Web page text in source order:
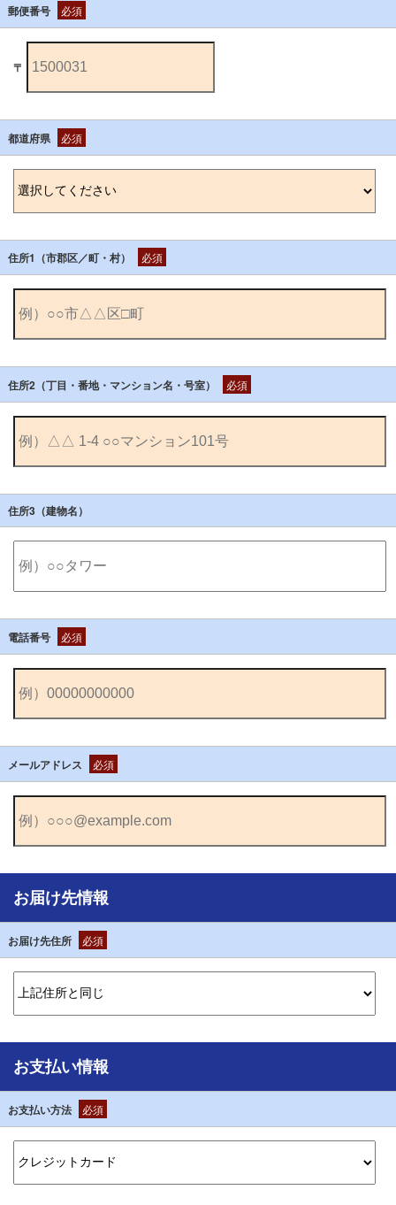
郵便番号 必須
〒
都道府県 必須
住所1（市郡区／町・村） 必須
住所2（丁目・番地・マンション名・号室） 必須
住所3（建物名）
電話番号 必須
メールアドレス 必須
お届け先情報
お届け先住所 必須
お支払い情報
お支払い方法 必須